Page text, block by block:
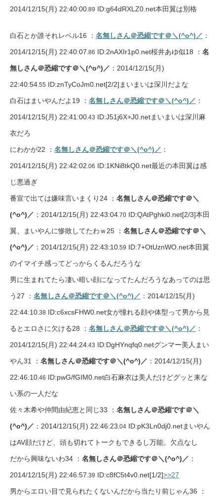
2014/12/15(月) 22:40:00 .89 ID:g64dRXLZ0.net本田翼は別格
白石とか誰それレベル16 ： 名無しさん＠恐縮です＠＼(^o^)／ ：
2014/12/15(月) 22:40:07 .86 ID:2nAXIr1p0.net桜井あゆ似18 ： 名
無しさん＠恐縮です＠＼(^o^)／ ：2014/12/15(月)
22:40:54 .55 ID:znTyCoJm0.net[2/2] まいまいは深川だよな
白石はまいやんだよ19 ： 名無しさん＠恐縮です＠＼(^o^)／ ：
2014/12/15(月) 22:41:00 .43 ID:J51j6X+J0.netまいまいは深川麻
衣だろ
にわかが22 ： 名無しさん＠恐縮です＠＼(^o^)／ ：
2014/12/15(月) 22:42:02 .06 ID:1KNi8tkQ0.net最近の本田翼は感
じ悪過ぎ
番宣で出ては嫌味言いまくり24 ： 名無しさん＠恐縮です＠＼
(^o^)／ ：2014/12/15(月) 22:43:04 .70 ID:QAtPghki0.net[2/3]本田
翼、まいやんに惨敗してたわｗ25 ： 名無しさん＠恐縮です＠＼
(^o^)／ ：2014/12/15(月) 22:43:10 .59 ID:7+OtUznWO.net本田翼
のイマイチ感ってどっからくるんだろうな
男に生まれてたら凄い暗い顔になってたんだろうなあってのは思
う27 ： 名無しさん＠恐縮です＠＼(^o^)／ ：2014/12/15(月)
22:44:10 .38 ID:c6xcsFHW0.net女が憧れる顔や体型って男から見
るとエロさに欠ける28 ： 名無しさん＠恐縮です＠＼(^o^)／ ：
2014/12/15(月) 22:44:24 .43 ID:DgHYnqfq0.netグンマー美人まい
やん31 ： 名無しさん＠恐縮です＠＼(^o^)／ ：2014/12/15(月)
22:46:10 .46 ID:pwG/fGIM0.net白石麻衣は美人だけどグッと来な
い系の一人だな
佐々木希や仲間由紀恵と同じ33 ： 名無しさん＠恐縮です＠＼
(^o^)／ ：2014/12/15(月) 22:46:23 .04 ID:pK3Ln0dj0.netまいやん
はAV顔だけど、頭も切れてトークもできるし万能。欠点なし
だから興味ないわ34 ： 名無しさん＠恐縮です＠＼(^o^)／ ：
2014/12/15(月) 22:46:57 .39 ID:c8fC5t4v0.net[1/2]>>27
男からエロい目で見られたくないんだから当たり前じゃん36 ：